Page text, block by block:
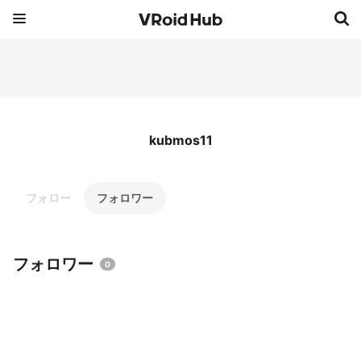
kubmos11
フォロー フォロワー
フォロワー 0